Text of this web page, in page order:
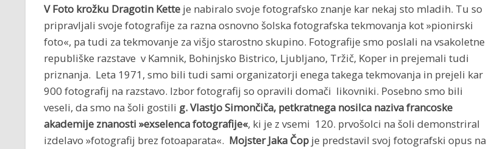
V Foto krožku Dragotin Kette je nabiralo svoje fotografsko znanje kar nekaj sto mladih. Tu so
pripravljali svoje fotografije za razna osnovno šolska fotografska tekmovanja kot »pionirski
foto«, pa tudi za tekmovanje za višjo starostno skupino. Fotografije smo poslali na vsakoletne
republiške razstave v Kamnik, Bohinjsko Bistrico, Ljubljano, Tržič, Koper in prejemali tudi
priznanja. Leta 1971, smo bili tudi sami organizatorji enega takega tekmovanja in prejeli kar
900 fotografij na razstavo. Izbor fotografij so opravili domači likovniki. Posebno smo bili
veseli, da smo na šoli gostili g. Vlastjo Simončiča, petkratnega nosilca naziva francoske
akademije znanosti »exselenca fotografije«, ki je z vsemi 120. prvošolci na šoli demonstriral
izdelavo »fotografij brez fotoaparata«. Mojster Jaka Čop je predstavil svoj fotografski opus na